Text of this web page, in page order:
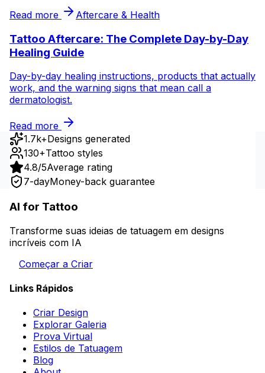
Read more Aftercare & Health
Tattoo Aftercare: The Complete Day-by-Day
Healing Guide
Day-by-day healing instructions, products that actually
work, and the warning signs that mean call a
dermatologist.
Read more
1.7k+Designs generated
130+Tattoo styles
4.8/5Average rating
7-dayMoney-back guarantee
AI for Tattoo
Transforme suas ideias de tatuagem em designs
incríveis com IA
Começar a Criar
Links Rápidos
Criar Design
Explorar Galeria
Prova Virtual
Estilos de Tatuagem
Blog